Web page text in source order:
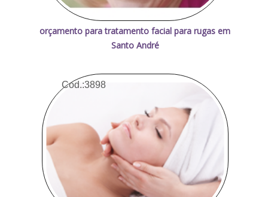
orçamento para tratamento facial para rugas em
Santo André
Cod.:3898